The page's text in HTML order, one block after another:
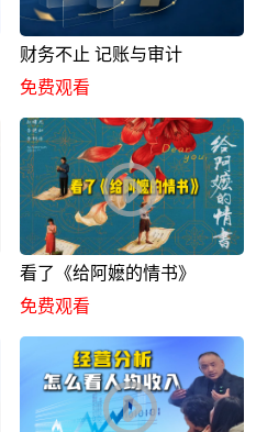
财务不止 记账与审计
免费观看
看了《给阿嬷的情书》
免费观看